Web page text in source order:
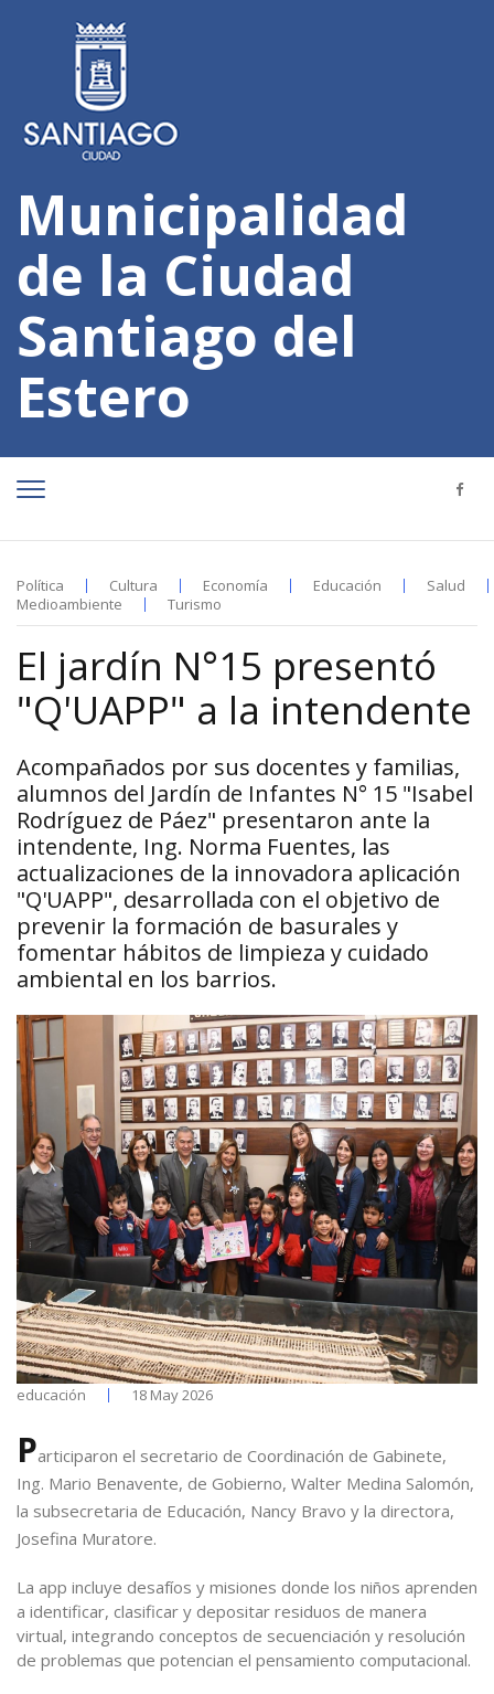
Municipalidad
de la Ciudad
Santiago del
Estero
Política Cultura Economía Educación
Salud
Medioambiente
Turismo
El jardín N°15 presentó
"Q'UAPP" a la intendente
Acompañados por sus docentes y familias,
alumnos del Jardín de Infantes N° 15 "Isabel
Rodríguez de Páez" presentaron ante la
intendente, Ing. Norma Fuentes, las
actualizaciones de la innovadora aplicación
"Q'UAPP", desarrollada con el objetivo de
prevenir la formación de basurales y
fomentar hábitos de limpieza y cuidado
ambiental en los barrios.
educación 18 May 2026
Participaron el secretario de Coordinación de Gabinete,
Ing. Mario Benavente, de Gobierno, Walter Medina Salomón,
la subsecretaria de Educación, Nancy Bravo y la directora,
Josefina Muratore.
La app incluye desafíos y misiones donde los niños aprenden
a identificar, clasificar y depositar residuos de manera
virtual, integrando conceptos de secuenciación y resolución
de problemas que potencian el pensamiento computacional.